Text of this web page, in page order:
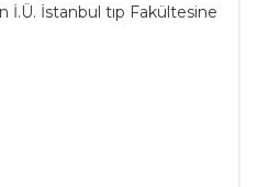
İ.Ü. İstanbul tıp Fakültesine
(İTFTT) ve Sinema
Aydemir ve Çağlar
daldı. ''İşler Güçler'' ve
yazdı.